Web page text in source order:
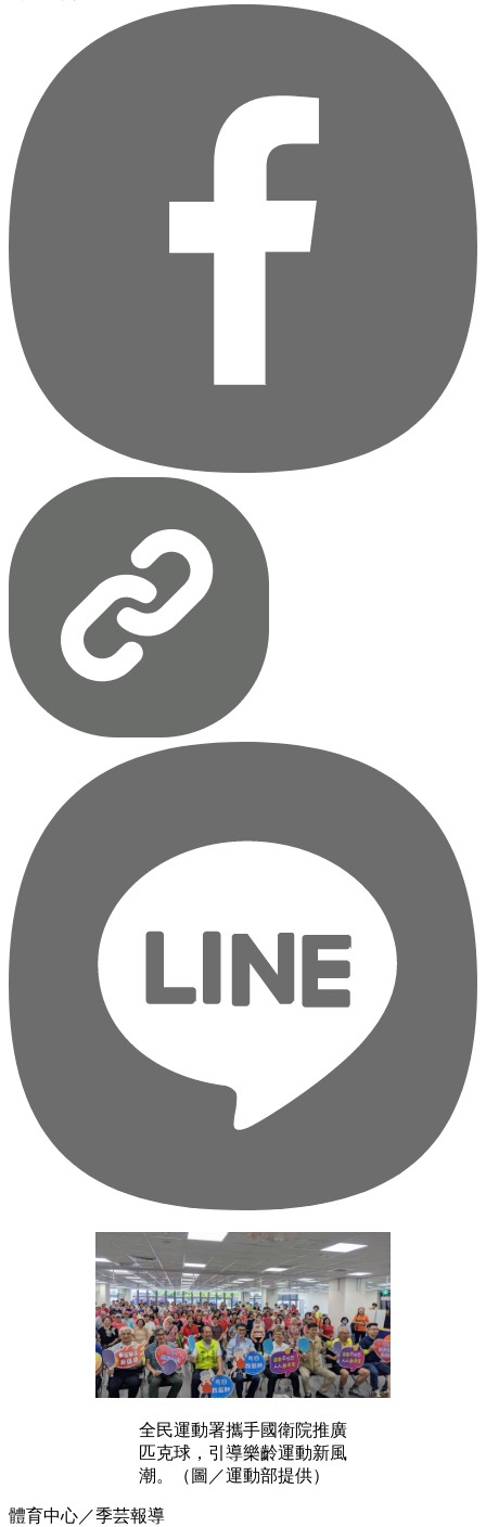
全民運動署攜手國衛院推廣
匹克球，引導樂齡運動新風
潮。（圖／運動部提供）
體育中心／季芸報導